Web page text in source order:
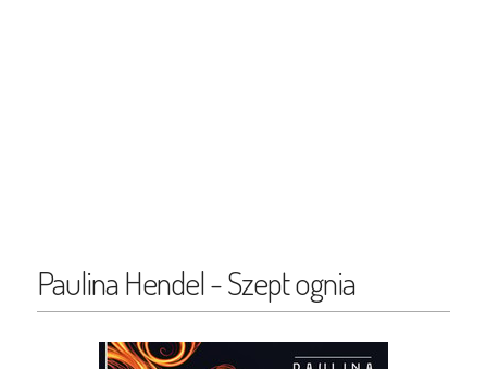
Paulina Hendel - Szept ognia